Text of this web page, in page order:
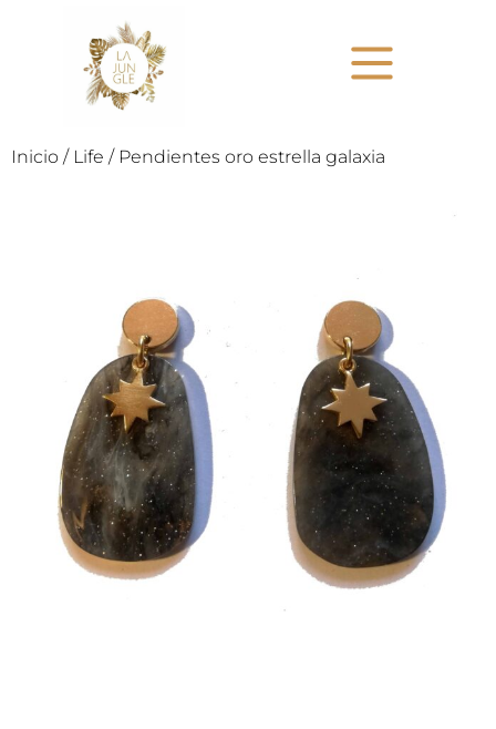
Inicio / Life / Pendientes oro estrella galaxia